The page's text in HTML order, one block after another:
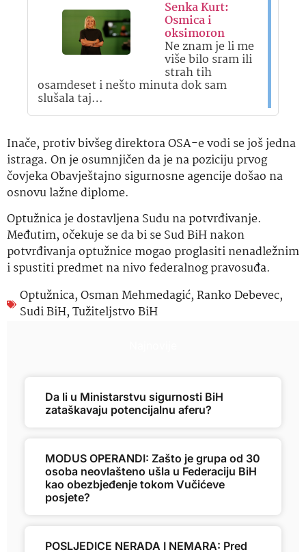
Senka Kurt:
Osmica i
oksimoron
Ne znam je li me
više bilo sram ili
strah tih
osamdeset i nešto minuta dok sam
slušala taj…
Inače, protiv bivšeg direktora OSA-e vodi se još jedna
istraga. On je osumnjičen da je na poziciju prvog
čovjeka Obavještajno sigurnosne agencije došao na
osnovu lažne diplome.
Optužnica je dostavljena Sudu na potvrđivanje.
Međutim, očekuje se da bi se Sud BiH nakon
potvrđivanja optužnice mogao proglasiti nenadležnim
i spustiti predmet na nivo federalnog pravosuđa.
Optužnica,Osman Mehmedagić,Ranko Debevec,
Sudi BiH,Tužiteljstvo BiH
Da li u Ministarstvu sigurnosti BiH
zataškavaju potencijalnu aferu?
MODUS OPERANDI: Zašto je grupa od 30
osoba neovlašteno ušla u Federaciju BiH
kao obezbjeđenje tokom Vučićeve
posjete?
POSLJEDICE NERADA I NEMARA: Pred